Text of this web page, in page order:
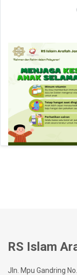
RS Islam
Jln. Mpu Gandring